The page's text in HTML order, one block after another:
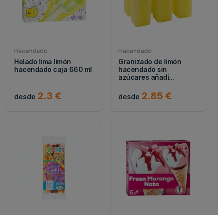
Hacendado
Helado lima limón
hacendado caja 660 ml
desde 2.3 €
Hacendado
Granizado de limón
hacendado sin
azúcares añadi...
desde 2.85 €